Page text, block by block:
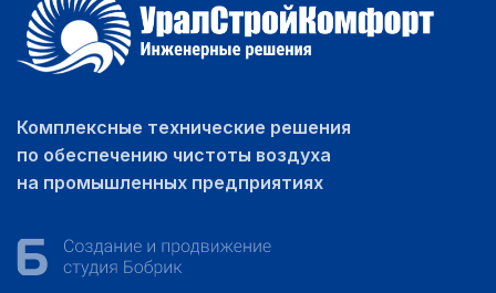
Комплексные технические решения
по обеспечению чистоты воздуха
на промышленных предприятиях